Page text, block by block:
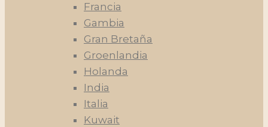
Francia
Gambia
Gran Bretaña
Groenlandia
Holanda
India
Italia
Kuwait